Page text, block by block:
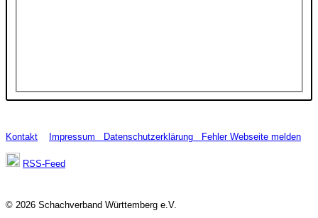
Kontakt Impressum Datenschutzerklärung Fehler Webseite melden
RSS-Feed
© 2026 Schachverband Württemberg e.V.